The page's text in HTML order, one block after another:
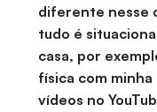
diferente nesse
tudo é
casa, por
física com
vídeos no